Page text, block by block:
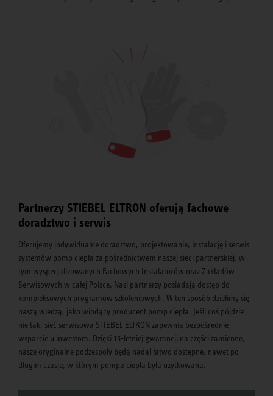
Partnerzy STIEBEL ELTRON oferują fachowe
doradztwo i serwis
Oferujemy indywidualne doradztwo, projektowanie, instalację i serwis
systemów pomp ciepła za pośrednictwem naszej sieci partnerskiej, w
tym wyspecjalizowanych Fachowych Instalatorów oraz Zakładów
Serwisowych w całej Polsce. Nasi partnerzy posiadają dostęp do
kompleksowych programów szkoleniowych. W ten sposób dzielimy się
naszą wiedzą, jako wiodący producent pomp ciepła. Jeśli coś pójdzie
nie tak, sieć serwisowa STIEBEL ELTRON zapewnia bezpośrednie
wsparcie u inwestora. Dzięki 15-letniej gwarancji na części zamienne,
nasze oryginalne podzespoły będą nadal łatwo dostępne, nawet po
długim czasie, w którym pompa ciepła była użytkowana.